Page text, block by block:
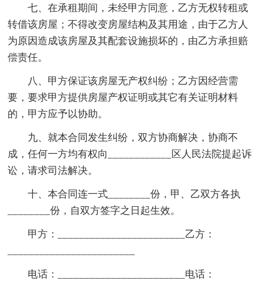
七、在承租期间，未经甲方同意，乙方无权转租或
转借该房屋；不得改变房屋结构及其用途，由于乙方人
为原因造成该房屋及其配套设施损坏的，由乙方承担赔
偿责任。
八、甲方保证该房屋无产权纠纷；乙方因经营需
要，要求甲方提供房屋产权证明或其它有关证明材料
的，甲方应予以协助。
九、就本合同发生纠纷，双方协商解决，协商不
成，任何一方均有权向____________区人民法院提起诉
讼，请求司法解决。
十、本合同连一式________份，甲、乙双方各执
________份，自双方签字之日起生效。
甲方：________________________乙方：
电话：________________________电话：